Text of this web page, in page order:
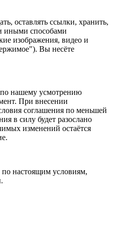
оставлять ссылки, хранить,
иными способами
изображения, видео и
Вы несёте
нашему усмотрению
При внесении
соглашения по меньшей
в силу будет разослано
изменений остаётся
настоящим условиям,